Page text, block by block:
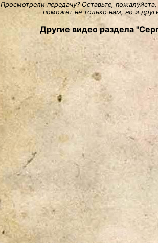
Просмотрели передачу? Оставьте,
поможет не только нам, но и
Другие видео раздела